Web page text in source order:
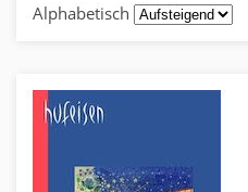
Alphabetisch